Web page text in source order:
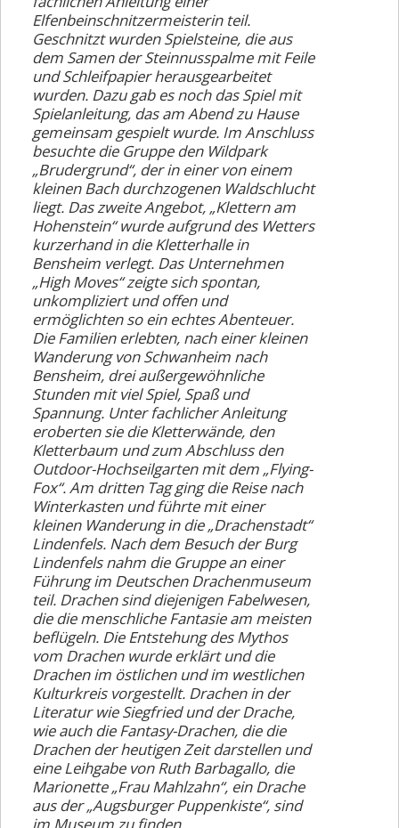
Galerie
Vorstand
Mitgliedschaft
Links
Anmeldeformular
(AGB)
Elfenbeinschnitzermeisterin teil.
Geschnitzt wurden Spielsteine, die aus
dem Samen der Steinnusspalme mit Feile
und Schleifpapier herausgearbeitet
wurden. Dazu gab es noch das Spiel mit
Spielanleitung, das am Abend zu Hause
gemeinsam gespielt wurde. Im Anschluss
besuchte die Gruppe den Wildpark
„Brudergrund“, der in einer von einem
kleinen Bach durchzogenen Waldschlucht
liegt. Das zweite Angebot, „Klettern am
Hohenstein“ wurde aufgrund des Wetters
kurzerhand in die Kletterhalle in
Bensheim verlegt. Das Unternehmen
„High Moves“ zeigte sich spontan,
unkompliziert und offen und
ermöglichten so ein echtes Abenteuer.
Die Familien erlebten, nach einer kleinen
Wanderung von Schwanheim nach
Bensheim, drei außergewöhnliche
Stunden mit viel Spiel, Spaß und
Spannung. Unter fachlicher Anleitung
eroberten sie die Kletterwände, den
Kletterbaum und zum Abschluss den
Outdoor-Hochseilgarten mit dem „Flying-
Fox“. Am dritten Tag ging die Reise nach
Winterkasten und führte mit einer
kleinen Wanderung in die „Drachenstadt“
Lindenfels. Nach dem Besuch der Burg
Lindenfels nahm die Gruppe an einer
Führung im Deutschen Drachenmuseum
teil. Drachen sind diejenigen Fabelwesen,
die die menschliche Fantasie am meisten
beflügeln. Die Entstehung des Mythos
vom Drachen wurde erklärt und die
Drachen im östlichen und im westlichen
Kulturkreis vorgestellt. Drachen in der
Literatur wie Siegfried und der Drache,
wie auch die Fantasy-Drachen, die die
Drachen der heutigen Zeit darstellen und
eine Leihgabe von Ruth Barbagallo, die
Marionette „Frau Mahlzahn“, ein Drache
aus der „Augsburger Puppenkiste“, sind